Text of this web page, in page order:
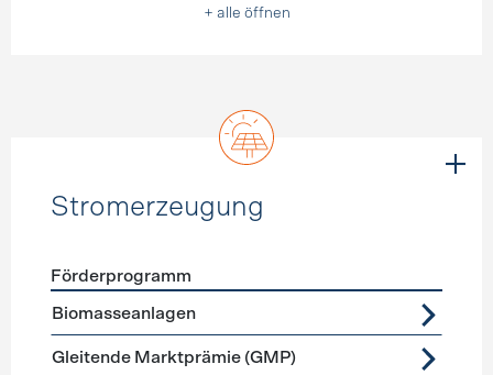
+ alle öffnen
Stromerzeugung
Förderprogramme
Förderprogramm
Biomasseanlagen
Gleitende Marktprämie (GMP)